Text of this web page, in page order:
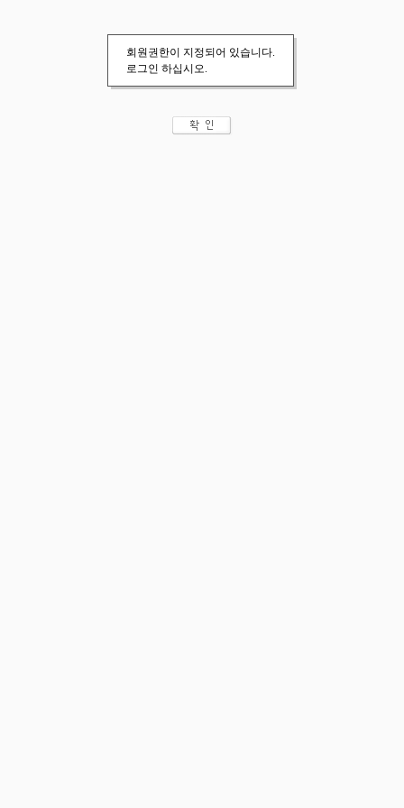
회원권한이 지정되어 있습니다.
로그인 하십시오.